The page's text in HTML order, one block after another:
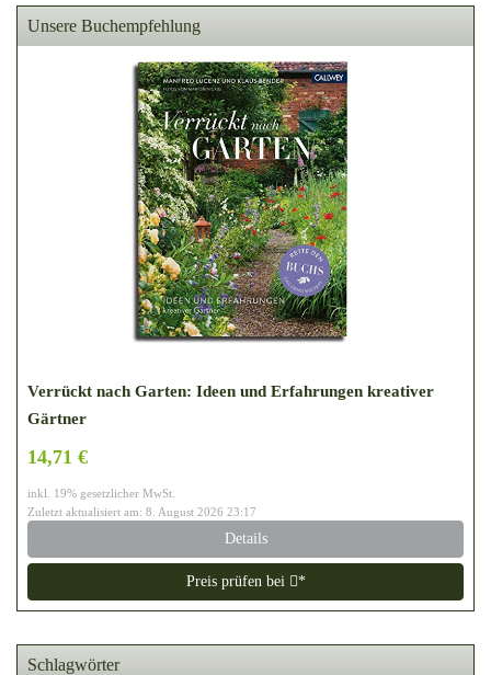
Unsere Buchempfehlung
Verrückt nach Garten: Ideen und Erfahrungen kreativer
Gärtner
14,71 €
inkl. 19% gesetzlicher MwSt.
Zuletzt aktualisiert am: 8. August 2026 23:17
Details
Preis prüfen bei *
Schlagwörter